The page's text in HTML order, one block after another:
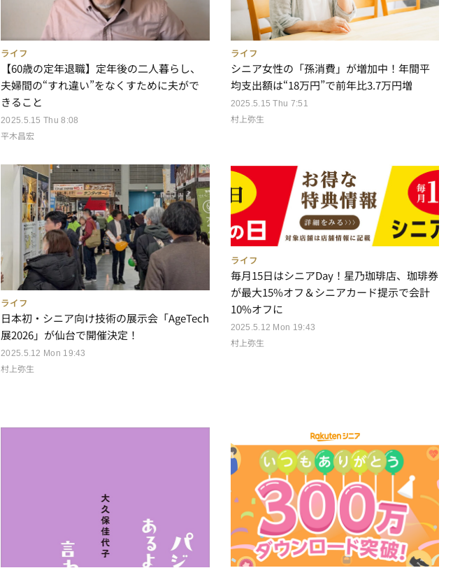
ライフ
2025.5.15 Thu 8:08
【60歳の定年退職】定年後の二人暮らし、
夫婦間の“すれ違い”をなくすために夫がで
きること
平木昌宏
ライフ
2025.5.15 Thu 7:51
シニア女性の「孫消費」が増加中！年間平
均支出額は“18万円”で前年比3.7万円増
村上弥生
ライフ
2025.5.12 Mon 19:43
日本初・シニア向け技術の展示会「AgeTech
展2026」が仙台で開催決定！
村上弥生
ライフ
2025.5.12 Mon 19:43
毎月15日はシニアDay！星乃珈琲店、珈琲券
が最大15%オフ＆シニアカード提示で会計
10%オフに
村上弥生